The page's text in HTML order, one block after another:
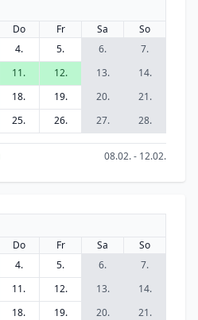
Do Fr Sa
So
4. 5. 6.
7.
11. 12. 13.
14.
18. 19. 20.
21.
25. 26. 27. 28.
08.02. - 12.02.
Do Fr Sa
So
4. 5. 6.
7.
11. 12. 13.
14.
18. 19. 20.
21.